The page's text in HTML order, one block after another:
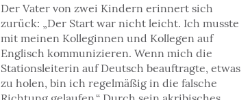
Der Vater von zwei Kindern erinnert sich
zurück: „Der Start war nicht leicht. Ich musste
mit meinen Kolleginnen und Kollegen auf
Englisch kommunizieren. Wenn mich die
Stationsleiterin auf Deutsch beauftragte, etwas
zu holen, bin ich regelmäßig in die falsche